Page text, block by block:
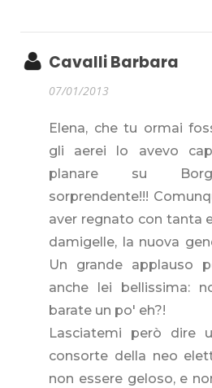
Cavalli Barbara
07/01/2013
Elena, che tu ormai
gli aerei lo avevo
planare su
sorprendente!!!
aver regnato con tanta
damigelle, la nuova
Un grande applauso
anche lei bellissima:
barate un po' eh?!
Lasciatemi però dire
consorte della neo
non essere geloso, e